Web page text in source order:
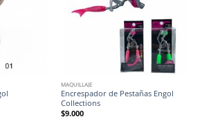
MAQUILLAJE
Encrespador de Pestañas Engol
Collections
$9.000